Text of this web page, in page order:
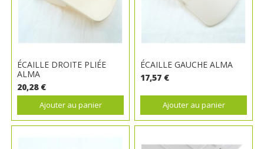
ÉCAILLE DROITE PLIÉE
ALMA
20,28 €
Ajouter au panier
ÉCAILLE GAUCHE ALMA
17,57 €
Ajouter au panier